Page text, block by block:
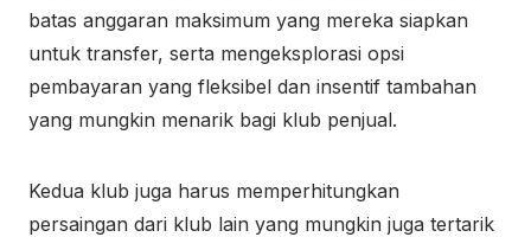
batas anggaran maksimum yang mereka siapkan
untuk transfer, serta mengeksplorasi opsi
pembayaran yang fleksibel dan insentif tambahan
yang mungkin menarik bagi klub penjual.
Kedua klub juga harus memperhitungkan
persaingan dari klub lain yang mungkin juga tertarik